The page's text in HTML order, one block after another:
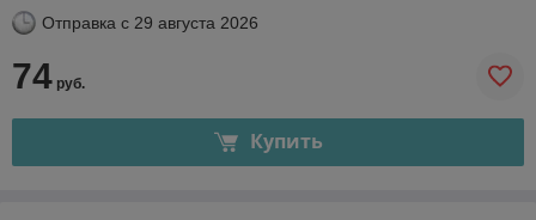
Отправка с 29 августа 2026
74 руб.
Купить